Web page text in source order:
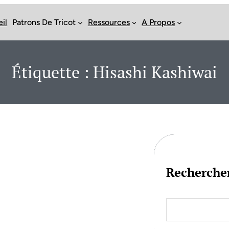
Patrons De Tricot Ressources A Propos
Étiquette : Hisashi Kashiwai
a